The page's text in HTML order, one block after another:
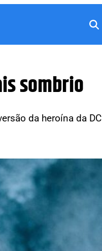
sombrio
da heroína da